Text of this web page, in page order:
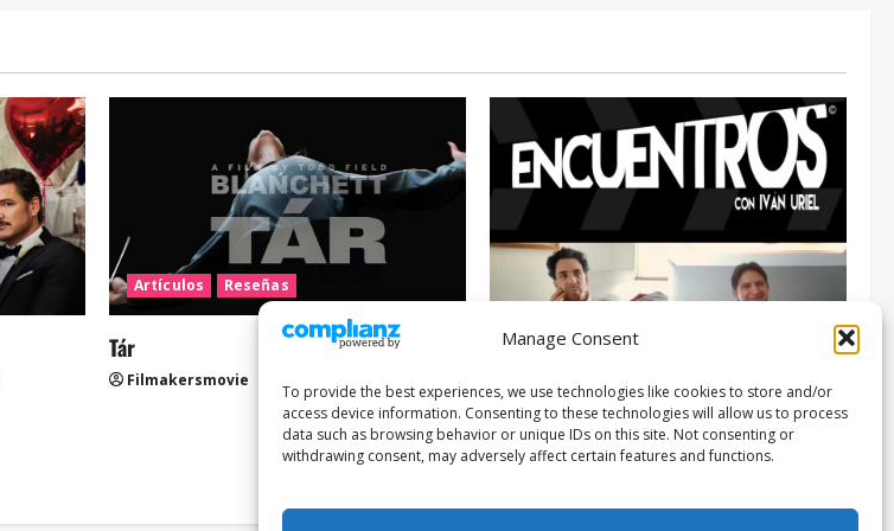
Manage Consent
To provide the best experiences, we use technologies like cookies to store and/or
access device information. Consenting to these technologies will allow us to process
data such as browsing behavior or unique IDs on this site. Not consenting or
withdrawing consent, may adversely affect certain features and functions.
Artículos Reseñas
Tár
Filmakersmovie
ENCUENTROS CON IVÁN URIEL T3E22:
JUAN PATRICIO RIVEROLL